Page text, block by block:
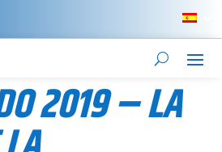
2019 – LA